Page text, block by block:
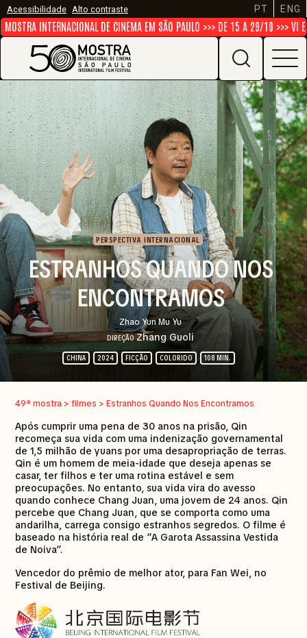
Acessibilidade Alto contraste PT ENG
INTERNACIONAL DE CINEMA EM SÃO PAULO >>> DE 15 A 29/10 >>> VI
PERSPECTIVA INTERNACIONAL
ESTRANHOS QUANDO NOS
ENCONTRAMOS
Zhao Yun Mu Yu
DIREÇÃOZhang Guoli
CHINA 2024 FICÇÃO COLORIDO 108 MIN.
49ª mostra > filmes > Estranhos Quando Nos Encontramos
Após cumprir uma pena de 30 anos na prisão, Qin
recomeça sua vida com uma indenização governamental
de 1,5 milhão de yuans por uma desapropriação de terras.
Qin é um homem de meia-idade que deseja apenas se
casar, ter filhos e ter uma rotina estável e sem
preocupações. No entanto, sua vida vira do avesso
quando conhece Chang Juan, uma jovem de 24 anos. Qin
percebe que Chang Juan, que se comporta como uma
andarilha, carrega consigo estranhos segredos. O filme é
baseado na história real de “A Garota Assassina Vestida
de Noiva”.
Vencedor do prêmio de melhor ator, para Fan Wei, no
Festival de Beijing.